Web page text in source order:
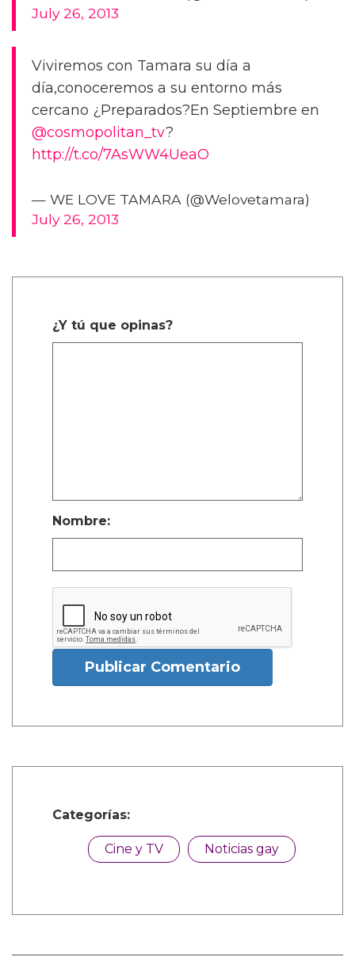
July 26, 2013
Viviremos con Tamara su día a
día,conoceremos a su entorno más
cercano ¿Preparados?En Septiembre en
@cosmopolitan_tv?
http://t.co/7AsWW4UeaO
— WE LOVE TAMARA (@Welovetamara)
July 26, 2013
¿Y tú que opinas?
Nombre:
Publicar Comentario
Categorías:
Cine y TV Noticias gay